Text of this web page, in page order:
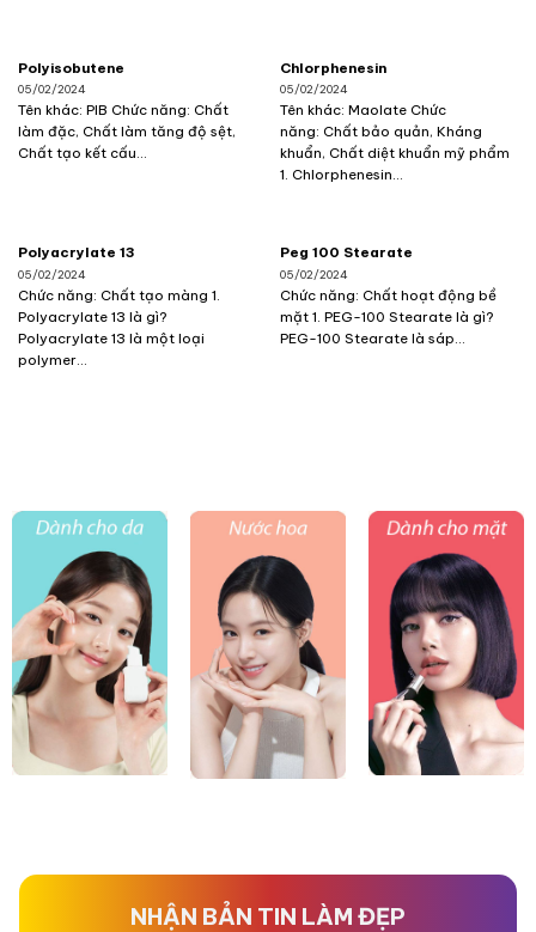
Polyisobutene
05/02/2024
Tên khác: PIB Chức năng: Chất
làm đặc, Chất làm tăng độ sệt,
Chất tạo kết cấu...
Chlorphenesin
05/02/2024
Tên khác: Maolate Chức
năng: Chất bảo quản, Kháng
khuẩn, Chất diệt khuẩn mỹ phẩm
1. Chlorphenesin...
Polyacrylate 13
05/02/2024
Chức năng: Chất tạo màng 1.
Polyacrylate 13 là gì?
Polyacrylate 13 là một loại
polymer...
Peg 100 Stearate
05/02/2024
Chức năng: Chất hoạt động bề
mặt 1. PEG-100 Stearate là gì?
PEG-100 Stearate là sáp...
NHẬN BẢN TIN LÀM ĐẸP